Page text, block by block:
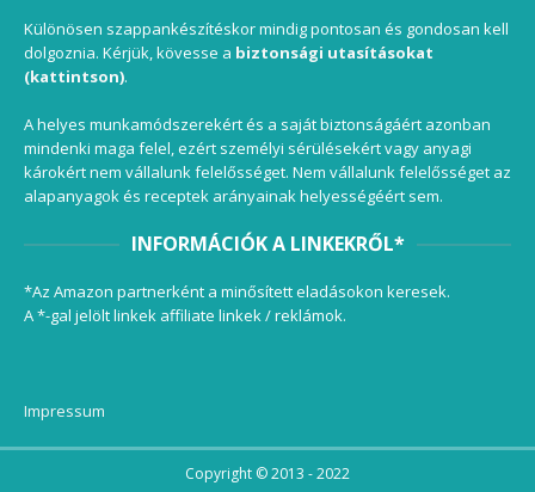
Különösen szappankészítéskor mindig pontosan és gondosan kell
dolgoznia. Kérjük, kövesse a biztonsági utasításokat
(kattintson).
A helyes munkamódszerekért és a saját biztonságáért azonban
mindenki maga felel, ezért személyi sérülésekért vagy anyagi
károkért nem vállalunk felelősséget. Nem vállalunk felelősséget az
alapanyagok és receptek arányainak helyességéért sem.
INFORMÁCIÓK A LINKEKRŐL*
*Az Amazon partnerként a minősített eladásokon keresek.
A *-gal jelölt linkek affiliate linkek / reklámok.
Impressum
Copyright © 2013 - 2022